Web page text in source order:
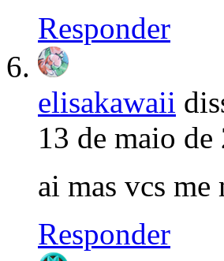
Responder
elisakawaii
13 de maio
ai mas vcs
Responder